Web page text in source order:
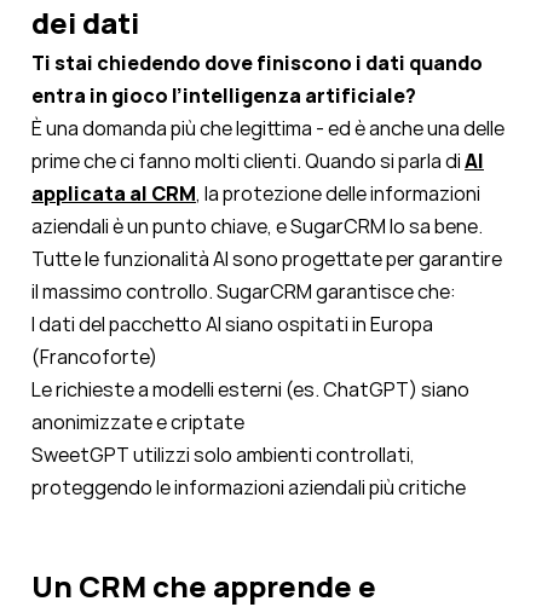
dei dati
Ti stai chiedendo dove finiscono i dati quando
entra in gioco l’intelligenza artificiale?
È una domanda più che legittima - ed è anche una delle
prime che ci fanno molti clienti. Quando si parla diAI
applicata al CRM, la protezione delle informazioni
aziendali è un punto chiave, e SugarCRM lo sa bene.
Tutte le funzionalità AI sono progettate per garantire
il massimo controllo. SugarCRM garantisce che:
I dati del pacchetto AI siano ospitati in Europa
(Francoforte)
Le richieste a modelli esterni (es. ChatGPT) siano
anonimizzate e criptate
SweetGPT utilizzi solo ambienti controllati,
proteggendo le informazioni aziendali più critiche
Un CRM che apprende e